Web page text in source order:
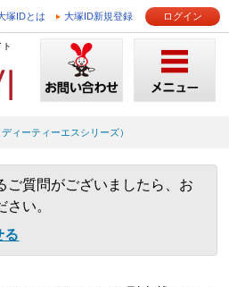
塚IDとは 大塚ID新規登録 ログイン
ィーティーエスシリーズ）
ご質問がございましたら、お
い。
る